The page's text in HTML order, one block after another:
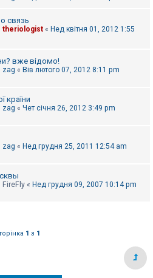
связь
theriologist « Нед квітня 01, 2012 1:55
вже відомо!
zag « Вів лютого 07, 2012 8:11 pm
країни
zag « Чет січня 26, 2012 3:49 pm
zag « Нед грудня 25, 2011 12:54 am
FireFly « Нед грудня 09, 2007 10:14 pm
1 з 1